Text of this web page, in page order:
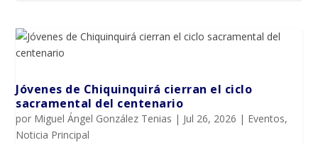
Jóvenes de Chiquinquirá cierran el ciclo
sacramental del centenario
por Miguel Ángel González Tenias | Jul 26, 2026 | Eventos,
Noticia Principal